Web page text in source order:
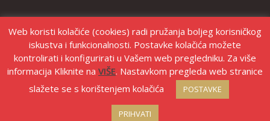
Izrada web shopa Marketing strategije
Web koristi kolačiće (cookies) radi pružanja boljeg korisničkog
iskustva i funkcionalnosti. Postavke kolačića možete
kontrolirati i konfigurirati u Vašem web pregledniku. Za više
informacija Kliknite na VIŠE. Nastavkom pregleda web stranice
slažete se s korištenjem kolačića
POSTAVKE
PRIHVATI